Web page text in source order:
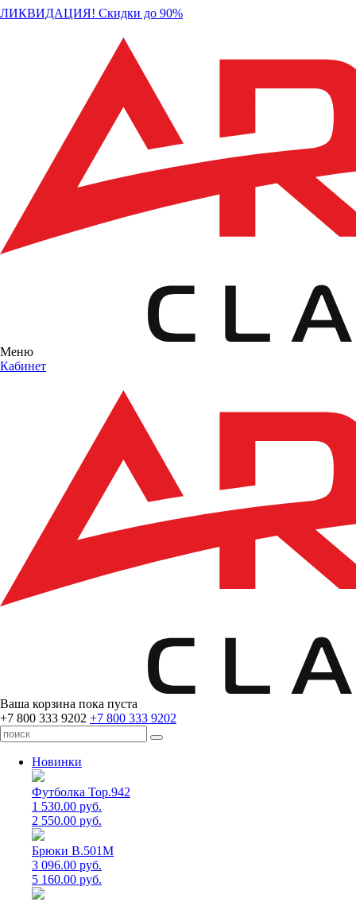
ЛИКВИДАЦИЯ! Скидки до 90%
Меню
Кабинет
Ваша корзина пока пуста
+7 800 333 9202 +7 800 333 9202
Новинки
Футболка Top.942
1 530.00 руб.
2 550.00 руб.
Брюки B.501M
3 096.00 руб.
5 160.00 руб.